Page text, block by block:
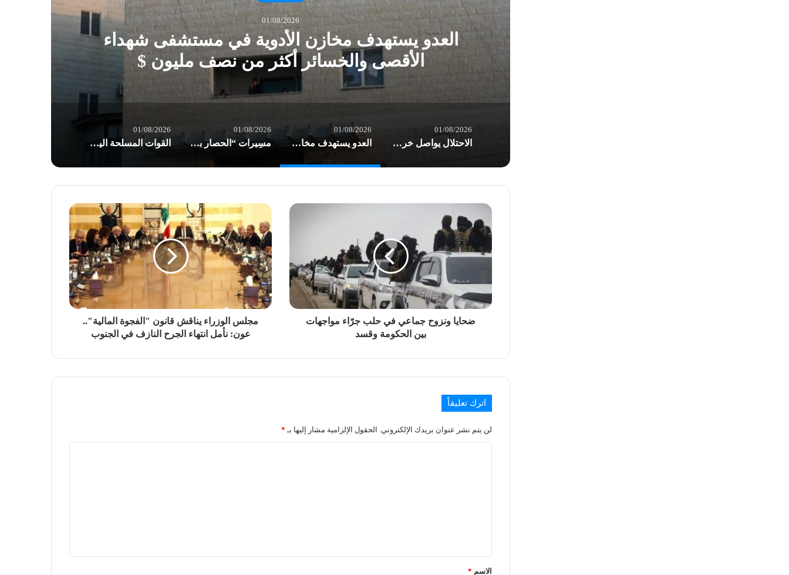
01/08/2026
العدو يستهدف مخازن الأدوية في مستشفى شهداء
الأقصى والخسائر أكثر من نصف مليون $
01/08/2026
الاحتلال يواصل خرق الهدنة في غزة.. شهداء وعشرات الإصابات بغارات العدو
01/08/2026
العدو يستهدف مخازن الأدوية في مستشفى شهداء الأقصى والخسائر أكثر من نصف مليون $
01/08/2026
مسِيرات “الحصار بالحصار والتصعيد بالتصعيد” في صنعاء: مستعدون لأثمان المعركة
01/08/2026
القوات المسلحة اليمنية: إجبار 8 سفن نفطية للعدو السعودي على تغيير مسارها
ضحايا ونزوح جماعي في حلب جرّاء مواجهات
بين الحكومة وقسد
مجلس الوزراء يناقش قانون "الفجوة المالية"..
عون: نأمل انتهاء الجرح النازف في الجنوب
اترك تعليقاً
لن يتم نشر عنوان بريدك الإلكتروني. الحقول الإلزامية مشار إليها بـ *
الاسم *